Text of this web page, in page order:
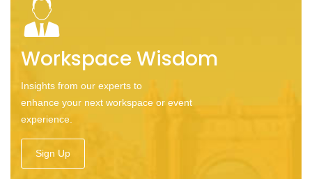
Workspace Wisdom
Insights from our experts to
enhance your next workspace or event
experience.
Sign Up